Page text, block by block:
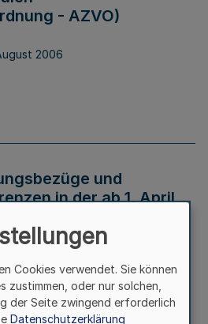
- AZVO)
2006
und
in der ab 1. April
Cookies verwendet. Sie können
zustimmen, oder nur solchen,
der Seite zwingend erforderlich
Datenschutzerklärung